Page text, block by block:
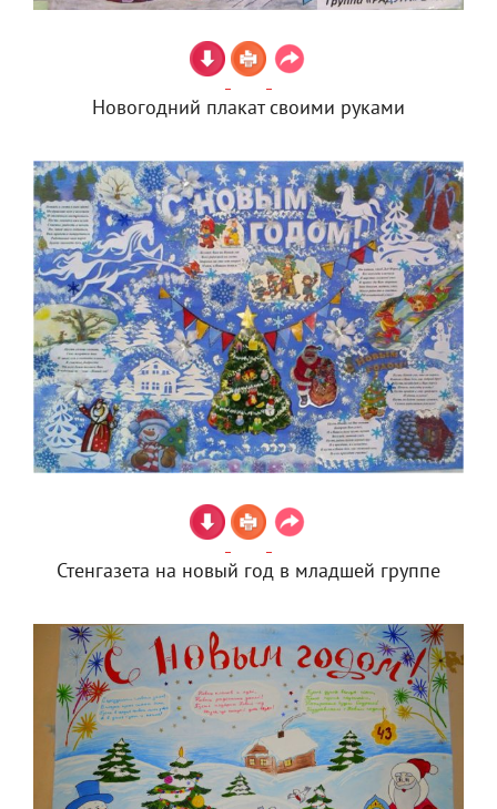
Новогодний плакат своими руками
Стенгазета на новый год в младшей группе